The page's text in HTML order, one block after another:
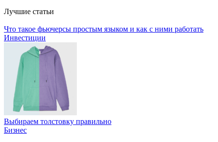
Лучшие статьи
Что такое фьючерсы простым языком и как с ними работать
Инвестиции
Выбираем толстовку правильно
Бизнес